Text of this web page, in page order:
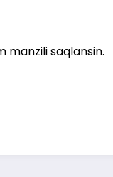
manzili saqlansin.